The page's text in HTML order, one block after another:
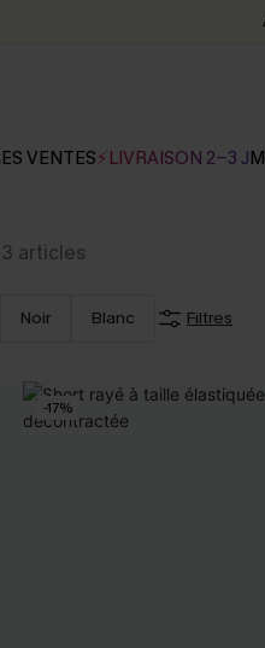
VENTES⚡LIVRAISON 2-3 J
articles
Noir Blanc Filtres
-17%